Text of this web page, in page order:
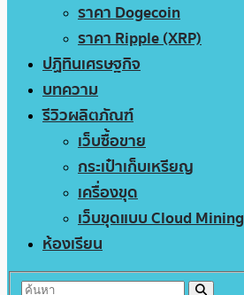
ราคา Dogecoin
ราคา Ripple (XRP)
ปฏิทินเศรษฐกิจ
บทความ
รีวิวผลิตภัณฑ์
เว็บซื้อขาย
กระเป๋าเก็บเหรียญ
เครื่องขุด
เว็บขุดแบบ Cloud Mining
ห้องเรียน